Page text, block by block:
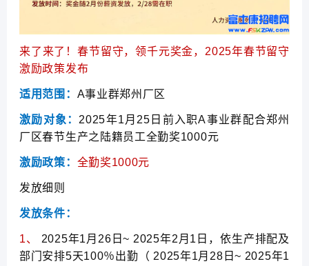
来了来了！春节留守，领千元奖金，2025年春节留守
激励政策发布
适用范围： A事业群郑州厂区
激励对象： 2025年1月25日前入职A事业群配合郑州
厂区春节生产之陆籍员工全勤奖1000元
激励政策： 全勤奖1000元
发放细则
发放条件：
1、
2025年1月26日~ 2025年2月1日，依生产排配及
部门安排5天100％出勤（ 2025年1月28日~ 2025年1